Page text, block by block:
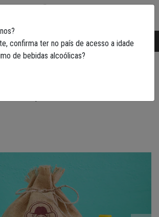
gratuito em Portugal a partir de50€
Algarve 3
confirma ter no país de acesso a idade
de bebidas alcoólicas?